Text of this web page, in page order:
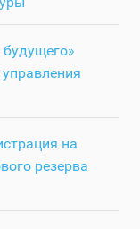
на
резерва